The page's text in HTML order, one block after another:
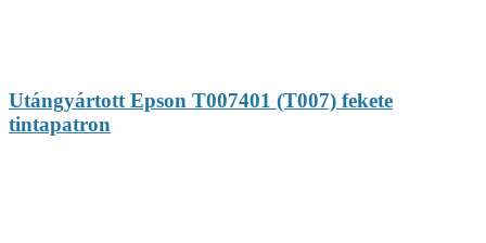
Utángyártott Epson T007401 (T007) fekete
tintapatron